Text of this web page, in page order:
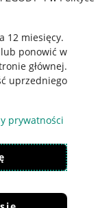
12 miesięcy.
ponowić w
głównej.
uprzedniego
prywatności